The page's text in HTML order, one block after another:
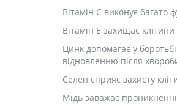
Вітамін С виконує багато
Вітамін Е захищає
Цинк допомагає у
відновленню після
Селен сприяє захисту
Мідь заважає